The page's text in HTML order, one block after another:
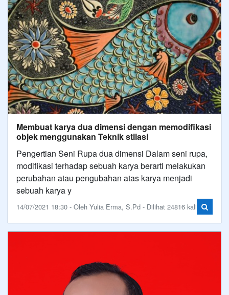
Membuat karya dua dimensi dengan memodifikasi
objek menggunakan Teknik stilasi
Pengertian Seni Rupa dua dimensi Dalam seni rupa,
modifikasi terhadap sebuah karya berarti melakukan
perubahan atau pengubahan atas karya menjadi
sebuah karya y
14/07/2021 18:30 - Oleh Yulia Erma, S.Pd - Dilihat 24816 kali